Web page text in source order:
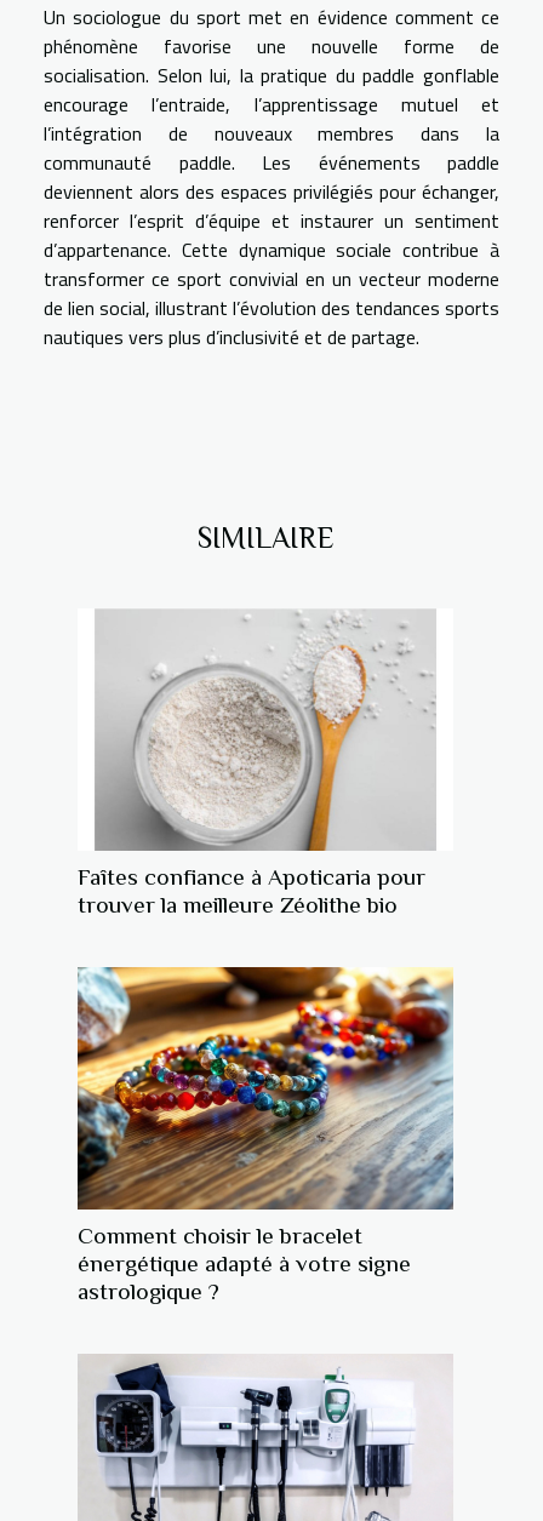
Un sociologue du sport met en évidence comment ce
phénomène favorise une nouvelle forme de
socialisation. Selon lui, la pratique du paddle gonflable
encourage l’entraide, l’apprentissage mutuel et
l’intégration de nouveaux membres dans la
communauté paddle. Les événements paddle
deviennent alors des espaces privilégiés pour échanger,
renforcer l’esprit d’équipe et instaurer un sentiment
d’appartenance. Cette dynamique sociale contribue à
transformer ce sport convivial en un vecteur moderne
de lien social, illustrant l’évolution des tendances sports
nautiques vers plus d’inclusivité et de partage.
SIMILAIRE
Faîtes confiance à Apoticaria pour
trouver la meilleure Zéolithe bio
Comment choisir le bracelet
énergétique adapté à votre signe
astrologique ?